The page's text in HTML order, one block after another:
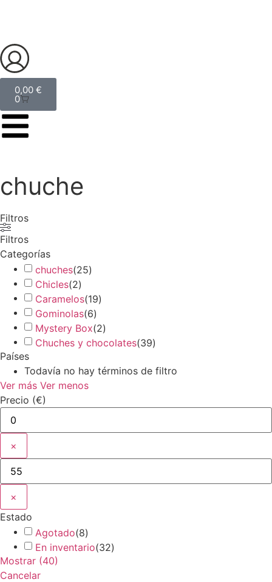
0,00 €
0
chuche
Filtros
Filtros
Categorías
chuches(25)
Chicles(2)
Caramelos(19)
Gominolas(6)
Mystery Box(2)
Chuches y chocolates(39)
Países
Todavía no hay términos de filtro
Ver más Ver menos
Precio (€)
×
×
Estado
Agotado(8)
En inventario(32)
Mostrar (40)
Cancelar